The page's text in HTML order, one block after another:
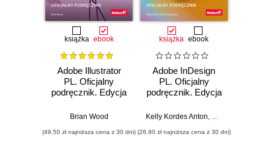
książka ebook
Adobe Illustrator
PL. Oficjalny
podręcznik. Edycja
Brian Wood
(49,50 zł najniższa cena z 30 dni)
książka ebook
Adobe InDesign
PL. Oficjalny
podręcznik. Edycja
Kelly Kordes Anton, Tina DeJarld
(26,90 zł najniższa cena z 30 dni)